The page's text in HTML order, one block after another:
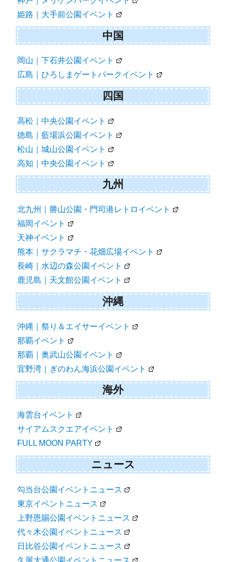
姫路｜大手前公園イベント
中国
岡山｜下石井公園イベント
広島｜ひろしまゲートパークイベント
四国
高松｜中央公園イベント
徳島｜藍場浜公園イベント
松山｜城山公園イベント
高知｜中央公園イベント
九州
北九州｜勝山公園・門司港レトロイベント
福岡イベント
天神イベント
熊本｜サクラマチ・花畑広場イベント
長崎｜水辺の森公園イベント
鹿児島｜天文館公園イベント
沖縄
沖縄｜祭り＆エイサーイベント
那覇イベント
那覇｜奥武山公園イベント
宜野湾｜ぎのわん海浜公園イベント
海外
海雲台イベント
サイアムスクエアイベント
FULL MOON PARTY
ニュース
勾当台公園イベントニュース
東京イベントニュース
上野恩賜公園イベントニュース
代々木公園イベントニュース
日比谷公園イベントニュース
久屋大通公園イベントニュース